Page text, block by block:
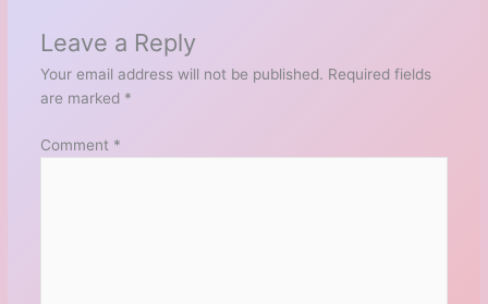
Leave a Reply
Your email address will not be published. Required fields
are marked *
Comment *